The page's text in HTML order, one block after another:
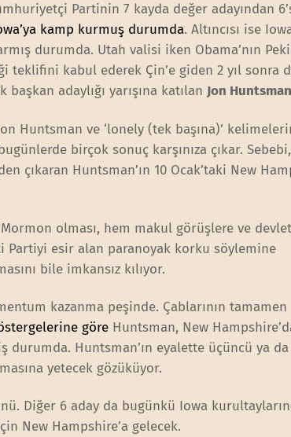
Partinin 7 kayda değer adayından
kamp kurmuş durumda. Altıncısı ise
durumda. Utah valisi iken Obama’nın
teklifini kabul ederek Çin’e giden 2 yıl sonra
başkan adaylığı yarışına katılan Jon Huntsman
Huntsman ve ‘lonely (tek başına)’
birçok sonuç karşınıza çıkar. Sebebi,
çıkaran Huntsman’ın 10 Ocak’taki New
Mormon olması, hem makul görüşlere ve devlet
Partiyi esir alan paranoyak korku söylemine
bile imkansız kılıyor.
kazanma peşinde. Çablarının tamamen
göre Huntsman, New
durumda. Huntsman’ın eyalette üçüncü ya da
yetecek gözüküyor.
Diğer 6 aday da bugünkü Iowa
New Hampshire’a gelecek.